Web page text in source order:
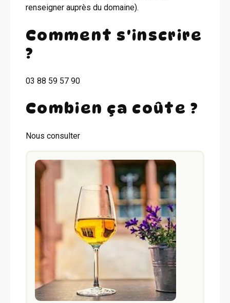
renseigner auprès du domaine).
Comment s'inscrire
?
03 88 59 57 90
Combien ça coûte ?
Nous consulter